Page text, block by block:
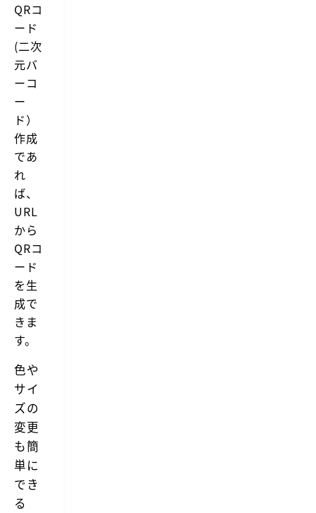
QRコ
ード
(二次
元バ
ーコ
ー
ド）
作成
であ
れ
ば、
URL
から
QRコ
ード
を生
成で
きま
す。
色や
サイ
ズの
変更
も簡
単に
でき
る